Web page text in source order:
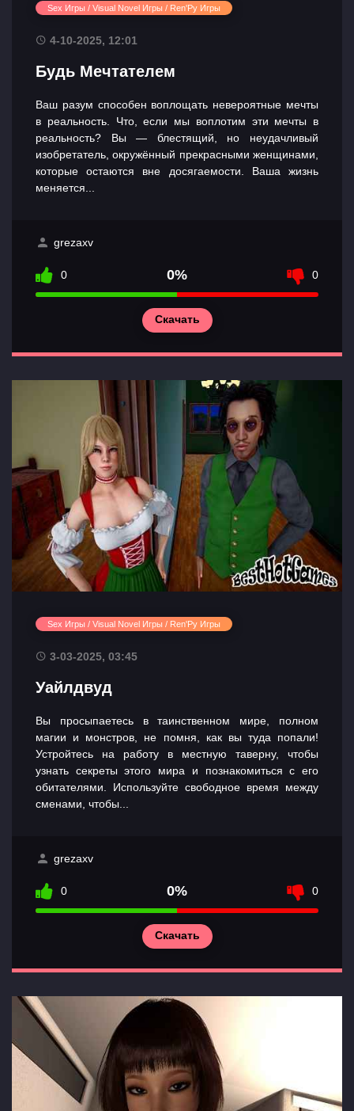
Sex Игры / Visual Novel Игры / Ren'Py Игры
4-10-2025, 12:01
Будь Мечтателем
Ваш разум способен воплощать невероятные мечты
в реальность. Что, если мы воплотим эти мечты в
реальность? Вы — блестящий, но неудачливый
изобретатель, окружённый прекрасными женщинами,
которые остаются вне досягаемости. Ваша жизнь
меняется...
grezaxv
0 0% 0
Скачать
Sex Игры / Visual Novel Игры / Ren'Py Игры
3-03-2025, 03:45
Уайлдвуд
Вы просыпаетесь в таинственном мире, полном
магии и монстров, не помня, как вы туда попали!
Устройтесь на работу в местную таверну, чтобы
узнать секреты этого мира и познакомиться с его
обитателями. Используйте свободное время между
сменами, чтобы...
grezaxv
0 0% 0
Скачать